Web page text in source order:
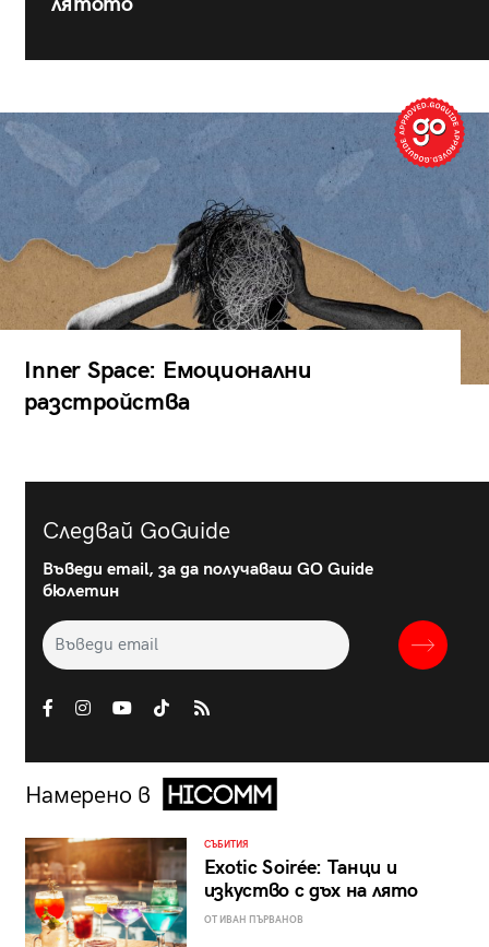
Inner Space: Емоционални
разстройства
Следвай GoGuide
Въведи email, за да получаваш GO Guide
бюлетин
Намерено в
СЪБИТИЯ
Exotic Soirée: Танци и
изкуство с дъх на лято
ОТ ИВАН ПЪРВАНОВ